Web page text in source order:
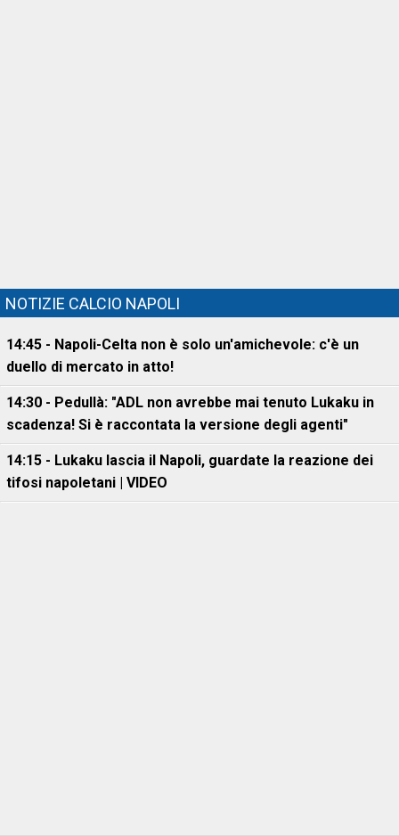
NOTIZIE CALCIO NAPOLI
14:45 - Napoli-Celta non è solo un'amichevole: c'è un
duello di mercato in atto!
14:30 - Pedullà: "ADL non avrebbe mai tenuto Lukaku in
scadenza! Si è raccontata la versione degli agenti"
14:15 - Lukaku lascia il Napoli, guardate la reazione dei
tifosi napoletani | VIDEO